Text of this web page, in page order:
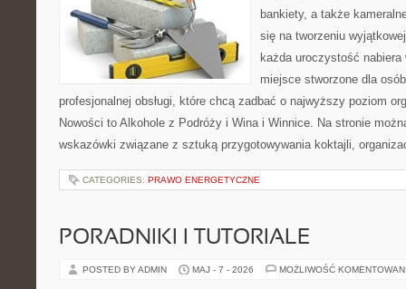
bankiety, a także
się na tworzeniu
każda uroczystość
miejsce stworzone dla
profesjonalnej obsługi, które chcą zadbać o najwyższy poziom
Nowości to Alkohole z Podróży i Wina i Winnice. Na stronie
wskazówki związane z sztuką przygotowywania koktajli,
CATEGORIES: PRAWO ENERGETYCZNE
PORADNIKI I TUTORIALE
POSTED BY ADMIN MAJ - 7 - 2026 MOŻLIWOŚĆ